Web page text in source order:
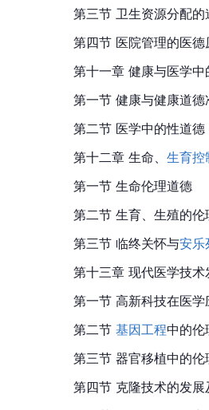
第三节 卫生资源分配的
第四节 医院管理的医德
第十一章 健康与医学
第一节 健康与健康道德
第二节 医学中的性道德
第十二章 生命、 生育控
第一节 生命伦理道德
第二节 生育、生殖的伦
第三节 临终关怀与安乐
第十三章 现代医学技
第一节 高新科技在医
第二节 基因工程中的伦
第三节 器官移植中的伦
第四节 克隆技术的发